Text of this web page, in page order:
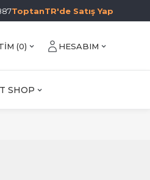
ToptanTR'de Satış Yap
(0) HESABIM
SHOP